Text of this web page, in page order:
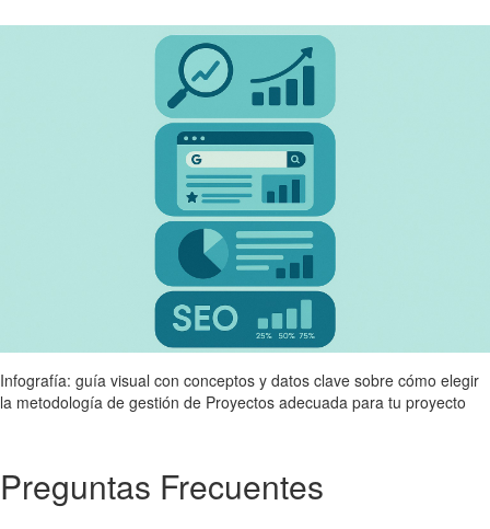
Infografía: guía visual con conceptos y datos clave sobre cómo elegir
la metodología de gestión de Proyectos adecuada para tu proyecto
Preguntas Frecuentes